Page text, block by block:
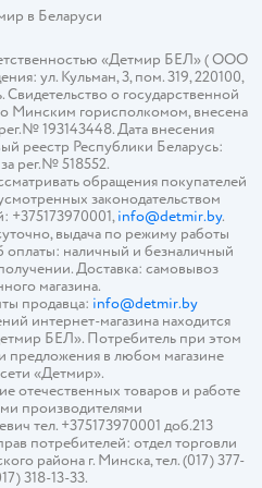
в Беларуси
«Детмир БЕЛ» ( ООО
ул. Кульман, 3, пом. 319, 220100,
Свидетельство о государственной
Минским горисполкомом, внесена
193143448. Дата внесения
реестр Республики Беларусь:
рег.№ 518552.
обращения покупателей
законодательством
+375173970001,info@detmir.by.
выдача по режиму работы
оплаты: наличный и безналичный
Доставка: самовывоз
магазина.
продавца: info@detmir.by
интернет-магазина находится
БЕЛ». Потребитель при этом
предложения в любом магазине
«Детмир».
отечественных товаров и работе
производителями
тел. +375173970001 доб.213
потребителей: отдел торговли
района г. Минска, тел. (017) 377-
318-13-33.